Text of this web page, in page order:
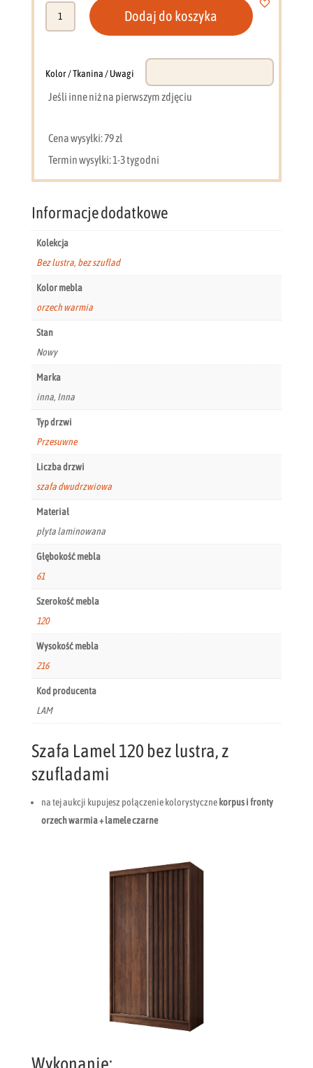
Szafa Lamel 120 bez lustra, z
szufladami
na tej aukcji kupujesz połączenie kolorystyczne korpus i fronty
orzech warmia + lamele czarne
Wykonanie:
orzech
+
lamele
LAM120
Dodaj do koszyka
Kolor / Tkanina / Uwagi
Jeśli inne niż na pierwszym zdjęciu
Cena wysyłki: 79 zł
Termin wysyłki: 1-3 tygodni
Informacje dodatkowe
Kolekcja
Bez lustra, bez szuflad
Kolor mebla
orzech warmia
Stan
Nowy
Marka
inna, Inna
Typ drzwi
Przesuwne
Liczba drzwi
szafa dwudrzwiowa
Materiał
płyta laminowana
Głębokość mebla
61
Szerokość mebla
120
Wysokość mebla
216
Kod producenta
LAM